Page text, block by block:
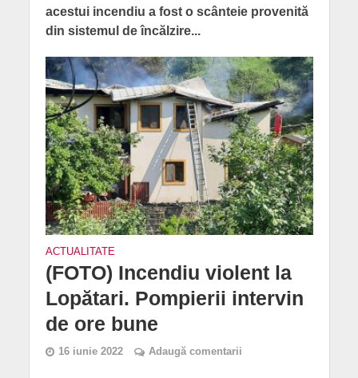
acestui incendiu a fost o scânteie provenită
din sistemul de încălzire...
ACTUALITATE
(FOTO) Incendiu violent la
Lopătari. Pompierii intervin
de ore bune
16 iunie 2022 Adaugă comentarii